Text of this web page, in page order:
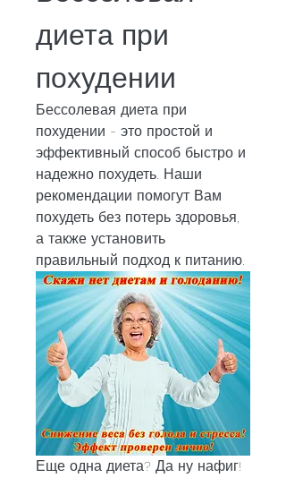
диета при
похудении
Бессолевая диета при
похудении - это простой и
эффективный способ быстро и
надежно похудеть. Наши
рекомендации помогут Вам
похудеть без потерь здоровья,
а также установить
правильный подход к питанию.
Еще одна диета? Да ну нафиг!